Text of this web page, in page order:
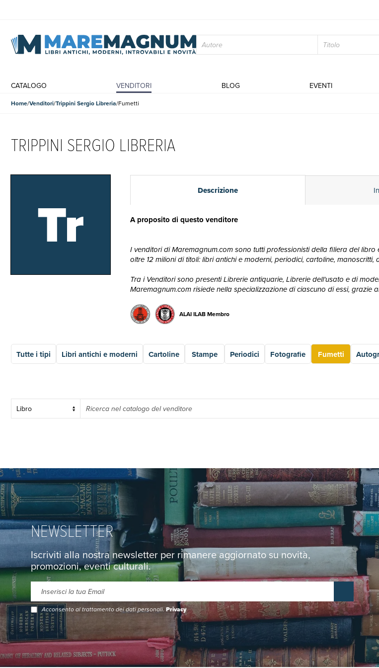
CATALOGO VENDITORI BLOG EVENTI
Home Venditori Trippini Sergio Libreria Fumetti
TRIPPINI SERGIO LIBRERIA
Tr Descrizione
A proposito di questo venditore
I venditori di Maremagnum.com sono tutti professionisti della filiera del
oltre 12 milioni di titoli: libri antichi e moderni, periodici, cartoline,
Tra i Venditori sono presenti Librerie antiquarie, Librerie dell'usato e di
Maremagnum.com risiede nella specializzazione di ciascuno di essi,
ALAI ILAB Membro
Tutte i tipi Libri antichi e moderni Cartoline Stampe Periodici Fotografie Fumetti
NEWSLETTER
Iscriviti alla nostra newsletter per rimanere aggiornato su novità,
promozioni, eventi culturali.
Acconsento al trattamento dei dati personali.Privacy